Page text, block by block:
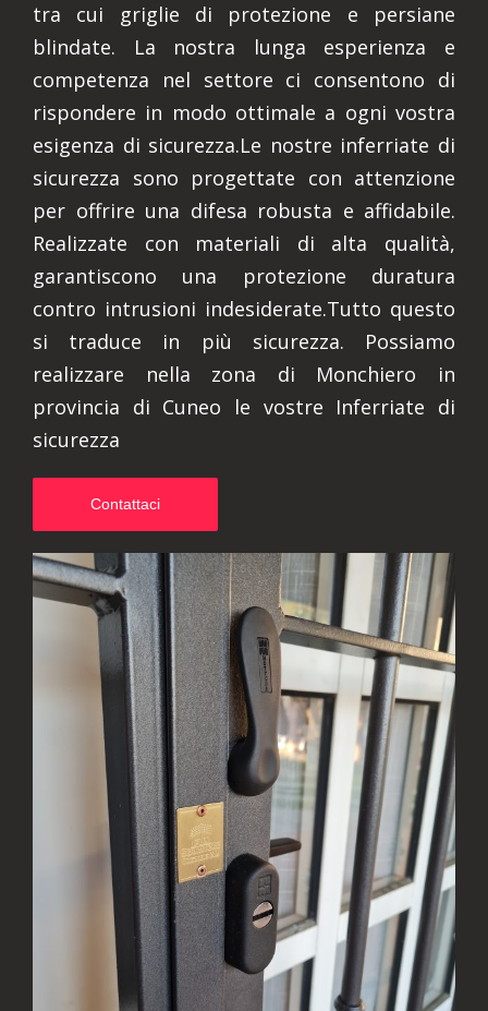
tra cui griglie di protezione e persiane
blindate. La nostra lunga esperienza e
competenza nel settore ci consentono di
rispondere in modo ottimale a ogni vostra
esigenza di sicurezza.Le nostre inferriate di
sicurezza sono progettate con attenzione
per offrire una difesa robusta e affidabile.
Realizzate con materiali di alta qualità,
garantiscono una protezione duratura
contro intrusioni indesiderate.Tutto questo
si traduce in più sicurezza. Possiamo
realizzare nella zona di Monchiero in
provincia di Cuneo le vostre Inferriate di
sicurezza
Contattaci